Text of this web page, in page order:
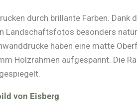
durch brillante Farben. Dank
Landschaftsfotos besonders
haben eine matte
Holzrahmen aufgespannt. Die
von Eisberg